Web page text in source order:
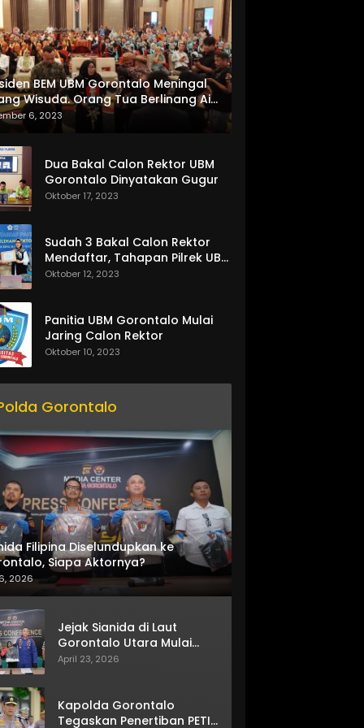
BEM UBM Gorontalo Meningal
Wisuda. Orang Tua Berlinang Air
Menerima SKL dan Pemasangan
6, 2023
Dua Bakal Calon Rektor UBM
Gorontalo Dinyatakan Gugur
Oktober 17, 2023
Sudah 3 Bakal Calon Rektor
Mendaftar, Tahapan Pilrek UBM
Gorontalo Makin Seru
Oktober 12, 2023
Panitia UBM Gorontalo Mulai
Jaring Calon Rektor
Oktober 10, 2023
Gorontalo
Filipina Diselundupkan ke
Siapa Aktornya?
2026
Jejak Sianida di Laut
Gorontalo Utara Mulai
Terkuak
April 23, 2026
Kapolda Gorontalo
Tegaskan Penertiban PETI